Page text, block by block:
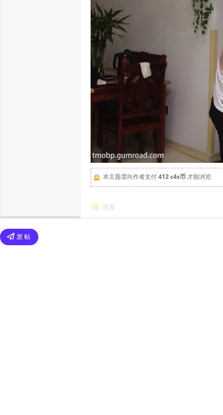
本主题需向作者支付412 c4s币才能浏览
回复